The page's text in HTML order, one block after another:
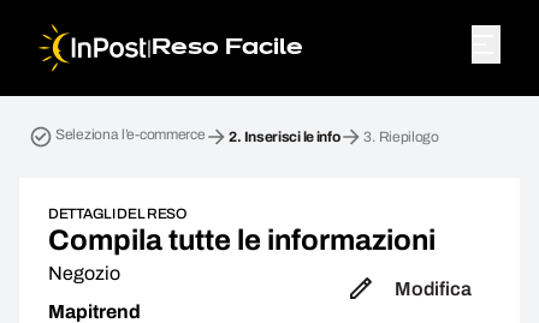
| Reso Facile
Seleziona l’e-commerce 2. Inserisci le info 3. Riepilogo
DETTAGLI DEL RESO
Compila tutte le informazioni
Negozio
Mapitrend
Modifica